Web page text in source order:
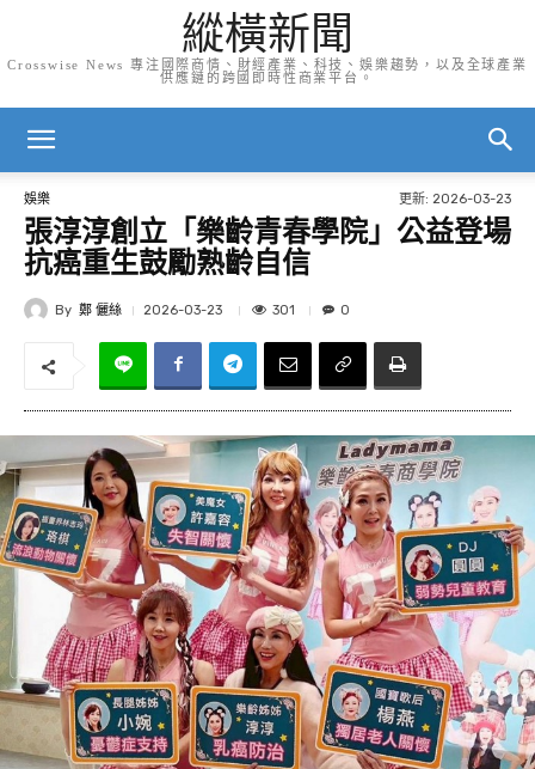
縱橫新聞
Crosswise News 專注國際商情、財經產業、科技、娛樂趨勢，以及全球產業
供應鏈的跨國即時性商業平台。
娛樂 更新: 2026-03-23
張淳淳創立「樂齡青春學院」公益登場
抗癌重生鼓勵熟齡自信
By 鄭 儷絲 2026-03-23 301 0